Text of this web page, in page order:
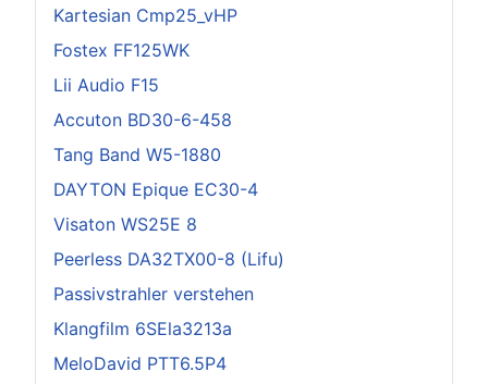
Kartesian Cmp25_vHP
Fostex FF125WK
Lii Audio F15
Accuton BD30-6-458
Tang Band W5-1880
DAYTON Epique EC30-4
Visaton WS25E 8
Peerless DA32TX00-8 (Lifu)
Passivstrahler verstehen
Klangfilm 6SEla3213a
MeloDavid PTT6.5P4